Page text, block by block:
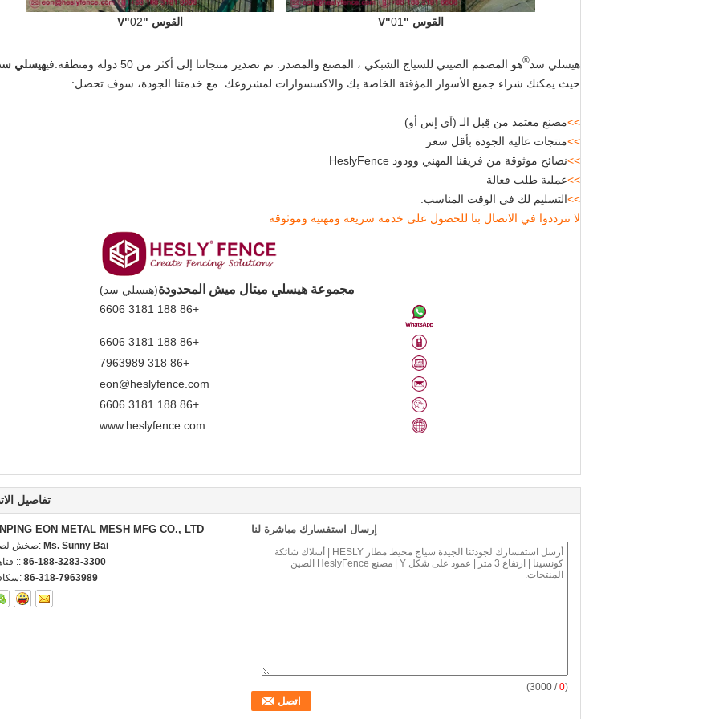
القوس "V" 01 القوس "V"02
هيسلي سد®هو المصمم الصيني للسياج الشبكي ، المصنع والمصدر. تم تصدير منتجاتنا إلى أكثر من 50 دولة ومنطقة. فيهيسلي
حيث يمكنك شراء جميع الأسوار المؤقتة الخاصة بك والاكسسوارات لمشروعك. مع خدمتنا الجودة، سوف تحصل:
>>مصنع معتمد من قِبل الـ (آي إس أو)
>>منتجات عالية الجودة بأقل سعر
>>نصائح موثوقة من فريقنا المهني وودود HeslyFence
>>عملية طلب فعالة
>>التسليم لك في الوقت المناسب.
لا تترددوا في الاتصال بنا للحصول على خدمة سريعة ومهنية وموثوقة
مجموعة هيسلي ميتال ميش المحدودة(هيسلي سد)
+86 188 3181 6606
+86 188 3181 6606
+86 318 7963989
eon@heslyfence.com
+86 188 3181 6606
www.heslyfence.com
تفاصيل
EON METAL MESH MFG CO., LTD
اتصل Ms. Sunny Bai
86-188-3283-3300
86-318-7963989
إرسال استفسارك مباشرة لنا
(
0
/ 3000)